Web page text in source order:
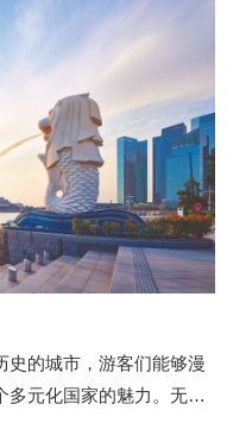
史的城市，游客们能够漫
多元化国家的魅力。无…